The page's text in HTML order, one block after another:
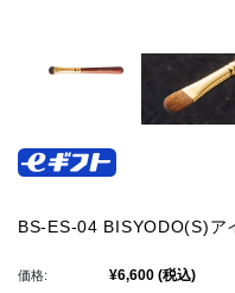
BS-ES-04 BISYODO(S)ア
価格: ¥6,600 (税込)